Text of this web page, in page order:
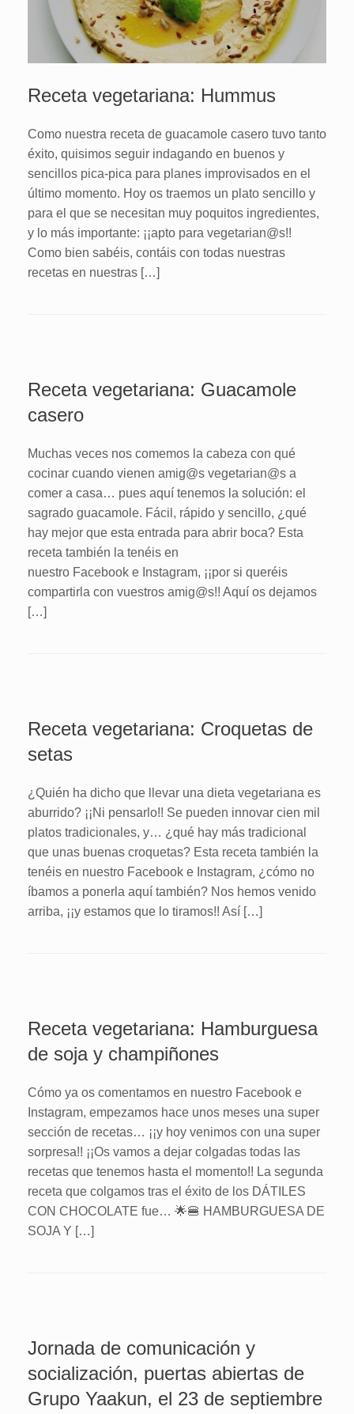
Receta vegetariana: Hummus
Como nuestra receta de guacamole casero tuvo tanto
éxito, quisimos seguir indagando en buenos y
sencillos pica-pica para planes improvisados en el
último momento. Hoy os traemos un plato sencillo y
para el que se necesitan muy poquitos ingredientes,
y lo más importante: ¡¡apto para vegetarian@s!!
Como bien sabéis, contáis con todas nuestras
recetas en nuestras […]
Receta vegetariana: Guacamole
casero
Muchas veces nos comemos la cabeza con qué
cocinar cuando vienen amig@s vegetarian@s a
comer a casa… pues aquí tenemos la solución: el
sagrado guacamole. Fácil, rápido y sencillo, ¿qué
hay mejor que esta entrada para abrir boca? Esta
receta también la tenéis en
nuestro Facebook e Instagram, ¡¡por si queréis
compartirla con vuestros amig@s!! Aquí os dejamos
[…]
Receta vegetariana: Croquetas de
setas
¿Quién ha dicho que llevar una dieta vegetariana es
aburrido? ¡¡Ni pensarlo!! Se pueden innovar cien mil
platos tradicionales, y… ¿qué hay más tradicional
que unas buenas croquetas? Esta receta también la
tenéis en nuestro Facebook e Instagram, ¿cómo no
íbamos a ponerla aquí también? Nos hemos venido
arriba, ¡¡y estamos que lo tiramos!! Así […]
Receta vegetariana: Hamburguesa
de soja y champiñones
Cómo ya os comentamos en nuestro Facebook e
Instagram, empezamos hace unos meses una super
sección de recetas… ¡¡y hoy venimos con una super
sorpresa!! ¡¡Os vamos a dejar colgadas todas las
recetas que tenemos hasta el momento!! La segunda
receta que colgamos tras el éxito de los DÁTILES
CON CHOCOLATE fue… 🌟🍔 HAMBURGUESA DE
SOJA Y […]
Jornada de comunicación y
socialización, puertas abiertas de
Grupo Yaakun, el 23 de septiembre